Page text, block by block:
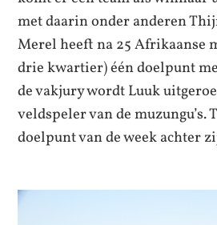
met daarin onder anderen
Merel heeft na 25 Afrikaanse
drie kwartier) één doelpunt
de vakjury wordt Luuk
veldspeler van de
doelpunt van de week achter